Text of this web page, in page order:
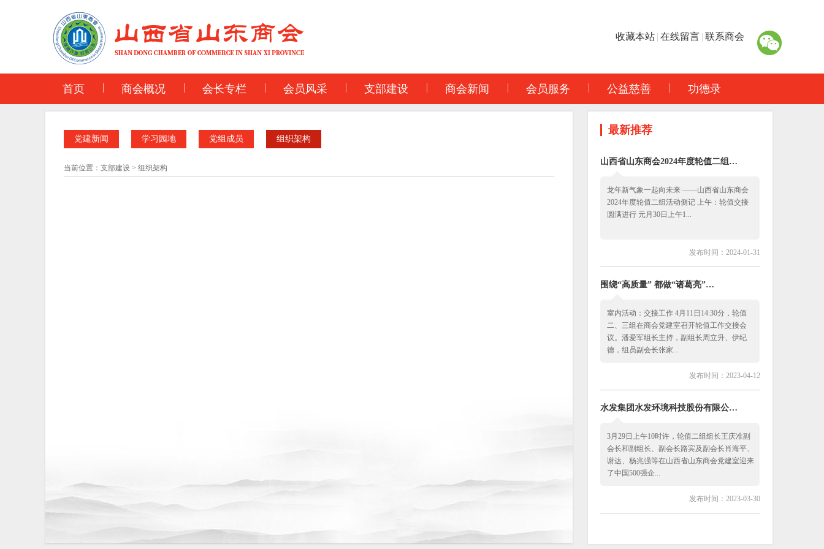
收藏本站 | 在线留言 | 联系商会
首页 商会概况 会长专栏 会员风采 支部建设 商会新闻 会员服务 公益慈善 功德录
党建新闻 学习园地 党组成员 组织架构
当前位置： 支部建设 > 组织架构
最新推荐
山西省山东商会2024年度轮值二组…
龙年新气象一起向未来 ——山西省山东商会
2024年度轮值二组活动侧记 上午：轮值交接
圆满进行 元月30日上午1...
发布时间：2024-01-31
围绕“高质量” 都做“诸葛亮”…
室内活动：交接工作 4月11日14:30分，轮值
二、三组在商会党建室召开轮值工作交接会
议。潘爱军组长主持，副组长周立升、伊纪
德，组员副会长张家...
发布时间：2023-04-12
水发集团水发环境科技股份有限公…
3月29日上午10时许，轮值二组组长王庆准副
会长和副组长、副会长路宾及副会长肖海平、
谢达、杨兆强等在山西省山东商会党建室迎来
了中国500强企...
发布时间：2023-03-30